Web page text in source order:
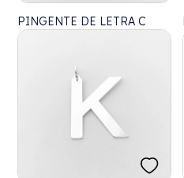
PINGENTE DE LETRA C